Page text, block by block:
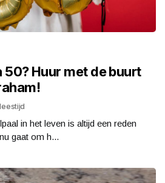
Huur met de buurt
in het leven is altijd een reden
gaat om h...